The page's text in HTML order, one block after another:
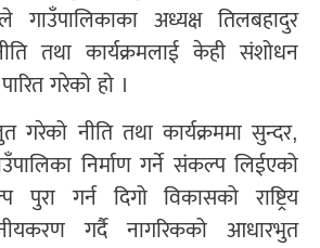
अध्यक्ष तिलबहादुर
नीति तथा कार्यक्रमलाई केही संशोधन
गरेको हो ।
गरेको नीति तथा कार्यक्रममा सुन्दर,
निर्माण गर्ने संकल्प लिईएको
गर्न दिगो विकासको राष्ट्रिय
गर्दै नागरिकको आधारभुत